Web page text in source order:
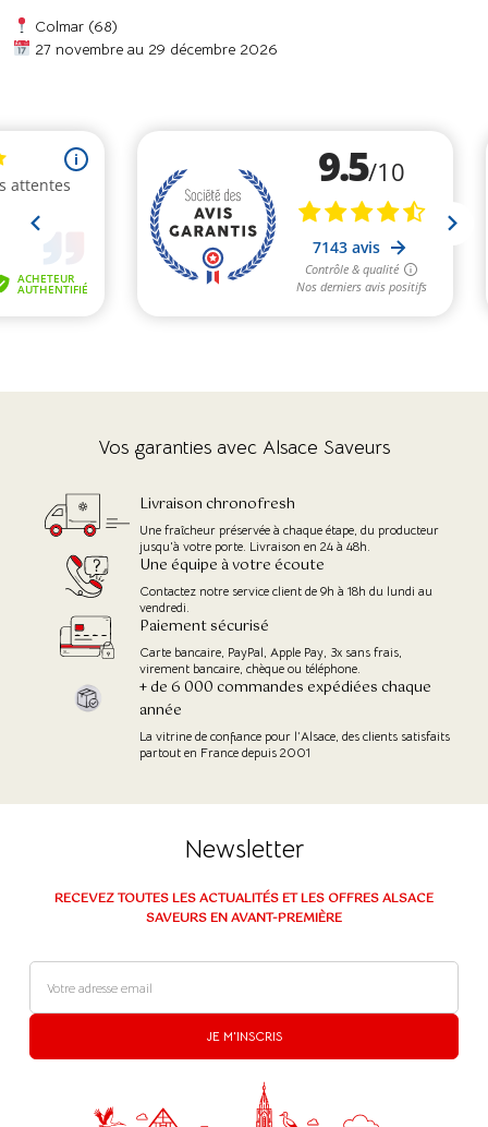
Colmar (68)
27 novembre au 29 décembre 2026
Vos garanties avec Alsace Saveurs
Livraison chronofresh
Une fraîcheur préservée à chaque étape, du producteur
jusqu'à votre porte. Livraison en 24 à 48h.
Une équipe à votre écoute
Contactez notre service client de 9h à 18h du lundi au
vendredi.
Paiement sécurisé
Carte bancaire, PayPal, Apple Pay, 3x sans frais,
virement bancaire, chèque ou téléphone.
+ de 6 000 commandes expédiées chaque
année
La vitrine de confiance pour l’Alsace, des clients satisfaits
partout en France depuis 2001
Newsletter
RECEVEZ TOUTES LES ACTUALITÉS ET LES OFFRES ALSACE
SAVEURS EN AVANT-PREMIÈRE
JE M'INSCRIS